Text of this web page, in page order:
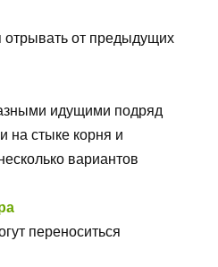
от предыдущих
идущими подряд
на стыке корня и
вариантов
переноситься